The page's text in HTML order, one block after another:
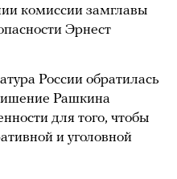
комиссии замглавы
Эрнест
России обратилась
Рашкина
для того, чтобы
и уголовной